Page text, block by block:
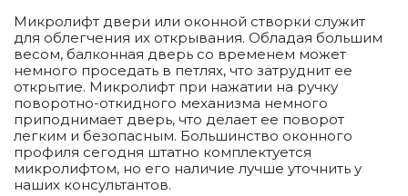
Микролифт двери или оконной створки служит
для облегчения их открывания. Обладая большим
весом, балконная дверь со временем может
немного проседать в петлях, что затруднит ее
открытие. Микролифт при нажатии на ручку
поворотно-откидного механизма немного
приподнимает дверь, что делает ее поворот
легким и безопасным. Большинство оконного
профиля сегодня штатно комплектуется
микролифтом, но его наличие лучше уточнить у
наших консультантов.